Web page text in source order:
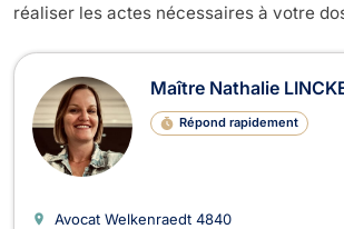
réaliser les actes nécessaires à votre
Maître Nathalie
Répond rapidement
Avocat Welkenraedt 4840